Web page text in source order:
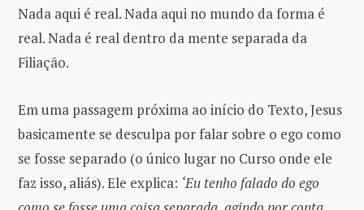
Nada aqui é real. Nada aqui no mundo da forma é
real. Nada é real dentro da mente separada da
Filiação.
Em uma passagem próxima ao início do Texto, Jesus
basicamente se desculpa por falar sobre o ego como
se fosse separado (o único lugar no Curso onde ele
faz isso, aliás). Ele explica: ‘Eu tenho falado do ego